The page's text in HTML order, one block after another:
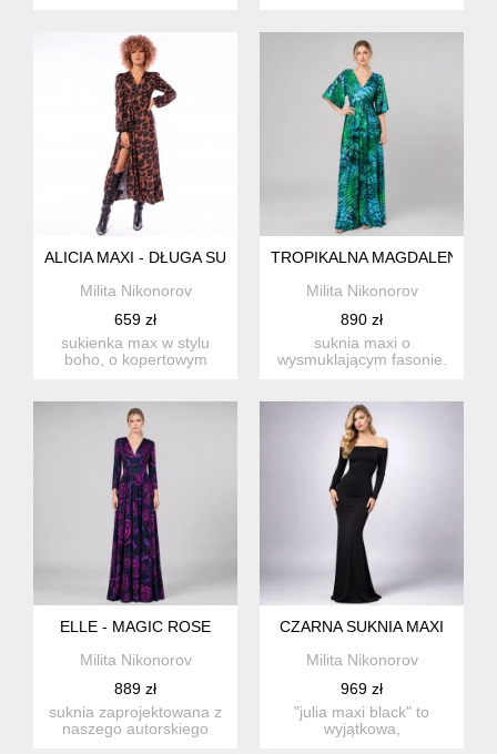
ALICIA MAXI - DŁUGA SUKIENKA W PANTERKĘ
Milita Nikonorov
659 zł
sukienka max w stylu
boho, o kopertowym
TROPIKALNA MAGDALENA -
Milita Nikonorov
890 zł
suknia maxi o
wysmuklającym fasonie.
ELLE - MAGIC ROSE
Milita Nikonorov
889 zł
suknia zaprojektowana z
naszego autorskiego
CZARNA SUKNIA MAXI
Milita Nikonorov
969 zł
"julia maxi black" to
wyjątkowa,